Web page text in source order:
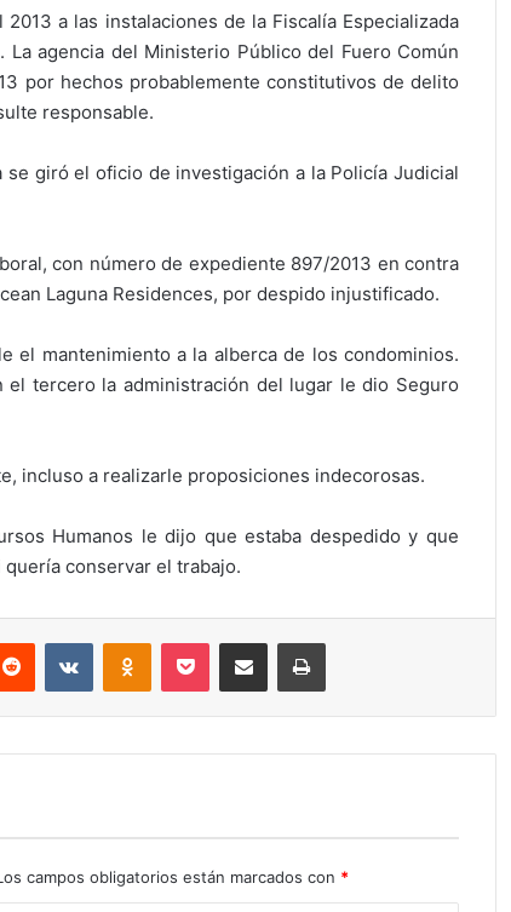
a las instalaciones de la Fiscalía Especializada
agencia del Ministerio Público del Fuero Común
por hechos probablemente constitutivos de delito
responsable.
giró el oficio de investigación a la Policía Judicial
con número de expediente 897/2013 en contra
Laguna Residences, por despido injustificado.
el mantenimiento a la alberca de los condominios.
el tercero la administración del lugar le dio Seguro
incluso a realizarle proposiciones indecorosas.
Humanos le dijo que estaba despedido y que
conservar el trabajo.
Reddit VKontakteOdnoklassniki
Pocket Compartir por correo electrónicoImprimir
campos obligatorios están marcados con *